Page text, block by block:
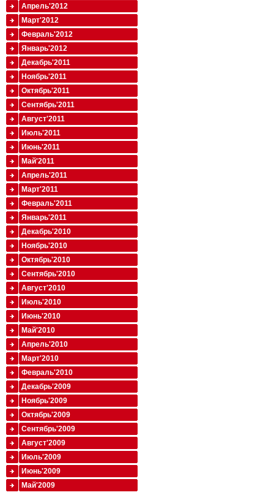
Апрель'2012
Март'2012
Февраль'2012
Январь'2012
Декабрь'2011
Ноябрь'2011
Октябрь'2011
Сентябрь'2011
Август'2011
Июль'2011
Июнь'2011
Май'2011
Апрель'2011
Март'2011
Февраль'2011
Январь'2011
Декабрь'2010
Ноябрь'2010
Октябрь'2010
Сентябрь'2010
Август'2010
Июль'2010
Июнь'2010
Май'2010
Апрель'2010
Март'2010
Февраль'2010
Декабрь'2009
Ноябрь'2009
Октябрь'2009
Сентябрь'2009
Август'2009
Июль'2009
Июнь'2009
Май'2009